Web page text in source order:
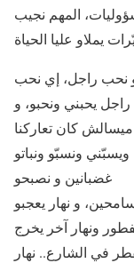
المهم نجيب
نحب راجل، إي نحب
راجل يحبني ونحبو، و
ميسالش كان تعاركنا
ويسبّني ونسبّو ونباتو
غضبانين و نصبحو
و نهار يعجبو
ونهار آخر يخرج
في الشارع.. نهار